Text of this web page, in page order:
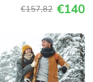
€157,82 €140